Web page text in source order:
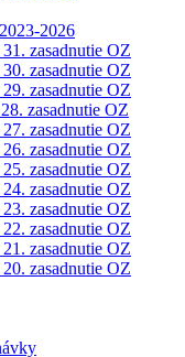
2026
zasadnutie OZ
zasadnutie OZ
zasadnutie OZ
zasadnutie OZ
zasadnutie OZ
zasadnutie OZ
zasadnutie OZ
zasadnutie OZ
zasadnutie OZ
zasadnutie OZ
zasadnutie OZ
zasadnutie OZ